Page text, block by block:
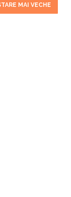
MAI VECHE